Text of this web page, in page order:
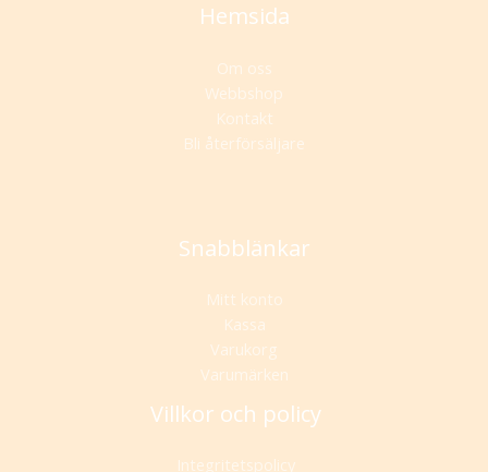
Hemsida
Om oss
Webbshop
Kontakt
Bli återförsäljare
Snabblänkar
Mitt konto
Kassa
Varukorg
Varumärken
Villkor och policy
Integritetspolicy